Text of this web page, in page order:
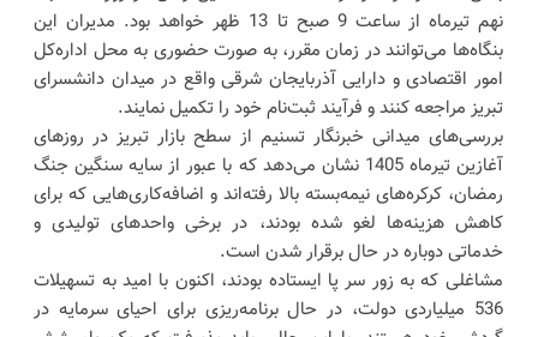
نهم تیرماه از ساعت 9 صبح تا 13 ظهر خواهد بود. مدیران این
بنگاه‌ها می‌توانند در زمان مقرر، به صورت حضوری به محل اداره‌کل
امور اقتصادی و دارایی آذربایجان شرقی واقع در میدان دانشسرای
تبریز مراجعه کنند و فرآیند ثبت‌نام خود را تکمیل نمایند.
بررسی‌های میدانی خبرنگار تسنیم از سطح بازار تبریز در روزهای
آغازین تیرماه 1405 نشان می‌دهد که با عبور از سایه سنگین جنگ
رمضان، کرکره‌های نیمه‌بسته بالا رفته‌اند و اضافه‌کاری‌هایی که برای
کاهش هزینه‌ها لغو شده بودند، در برخی واحدهای تولیدی و
خدماتی دوباره در حال برقرار شدن است.
مشاغلی که به زور سر پا ایستاده بودند، اکنون با امید به تسهیلات
536 میلیاردی دولت، در حال برنامه‌ریزی برای احیای سرمایه در